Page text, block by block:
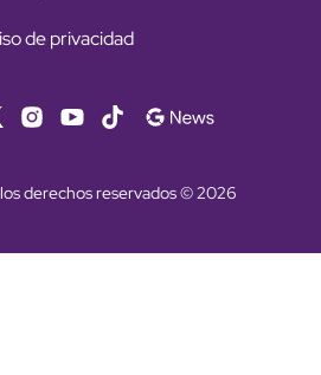
de privacidad
derechos reservados © 2026